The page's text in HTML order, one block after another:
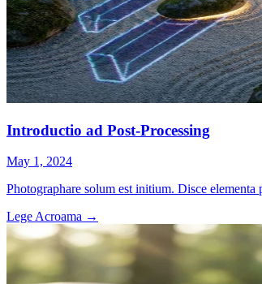
Introductio ad Post-Processing
May 1, 2024
Photographare solum est initium. Disce
Lege Acroama →